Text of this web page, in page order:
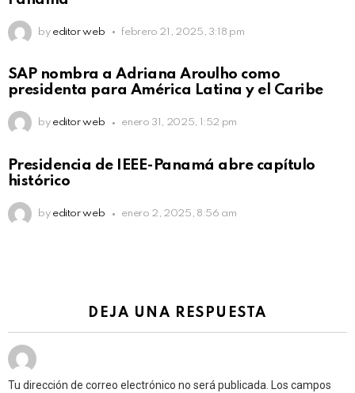
by editor web febrero 21, 2025, 3:18 pm
SAP nombra a Adriana Aroulho como
presidenta para América Latina y el Caribe
by editor web enero 31, 2025, 1:52 pm
Presidencia de IEEE-Panamá abre capítulo
histórico
by editor web enero 2, 2025, 8:56 am
DEJA UNA RESPUESTA
Tu dirección de correo electrónico no será publicada.
Los campos